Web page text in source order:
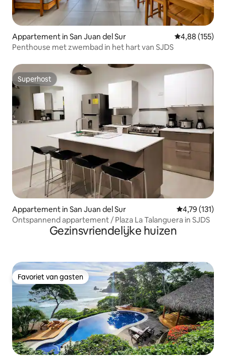
Appartement in San Juan del Sur Gemiddelde
4,88 (155)
Penthouse met zwembad in het hart van SJDS
Superhost
Superhost
Appartement in San Juan del Sur Gemiddelde
4,79 (131)
Ontspannend appartement / Plaza La Talanguera in SJDS
Gezinsvriendelijke huizen
Favoriet van gasten
Favoriet van gasten